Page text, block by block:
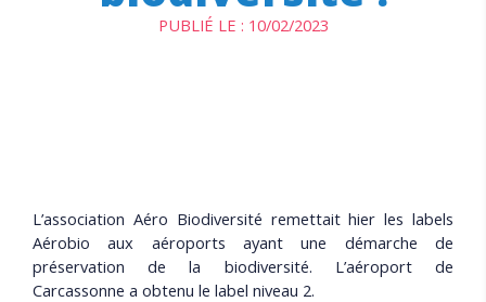
PUBLIÉ LE : 10/02/2023
L’association Aéro Biodiversité remettait hier les labels
Aérobio aux aéroports ayant une démarche de
préservation de la biodiversité. L’aéroport de
Carcassonne a obtenu le label niveau 2.